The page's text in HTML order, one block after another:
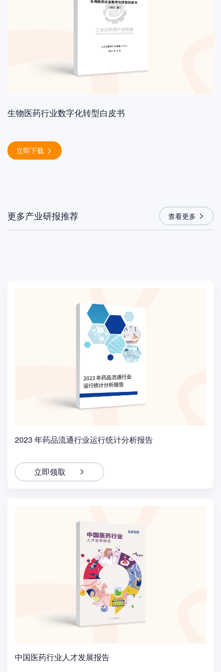
生物医药行业数字化转型白皮书
立即下载
更多产业研报推荐 查看更多
2023 年药品流通行业运行统计分析报告
立即领取
中国医药行业人才发展报告